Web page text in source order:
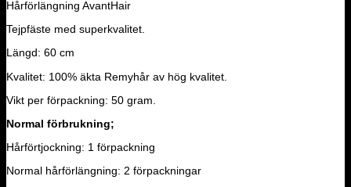
Hårförlängning AvantHair
Tejpfäste med superkvalitet.
Längd: 60 cm
Kvalitet: 100% äkta Remyhår av hög kvalitet.
Vikt per förpackning: 50 gram.
Normal förbrukning;
Hårförtjockning: 1 förpackning
Normal hårförlängning: 2 förpackningar